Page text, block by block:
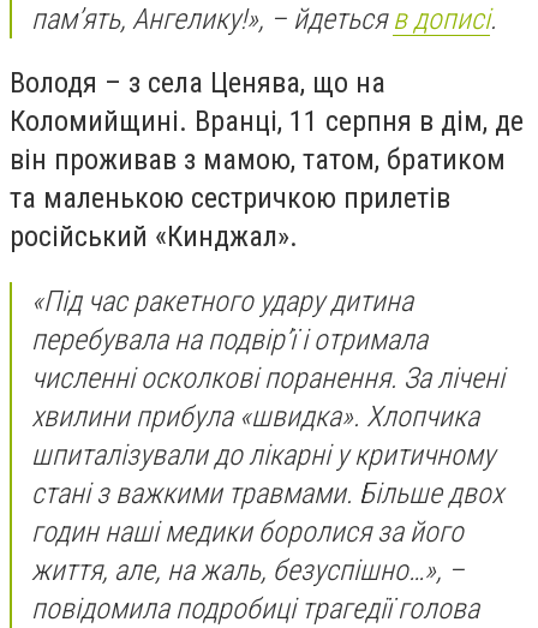
пам’ять, Ангелику!», – йдетьсяв дописі.
Володя – з села Ценява, що на
Коломийщині. Вранці, 11 серпня в дім, де
він проживав з мамою, татом, братиком
та маленькою сестричкою прилетів
російський «Кинджал».
«Під час ракетного удару дитина
перебувала на подвір’ї і отримала
численні осколкові поранення. За лічені
хвилини прибула «швидка». Хлопчика
шпиталізували до лікарні у критичному
стані з важкими травмами. Більше двох
годин наші медики боролися за його
життя, але, на жаль, безуспішно…», –
повідомила подробиці трагедії голова